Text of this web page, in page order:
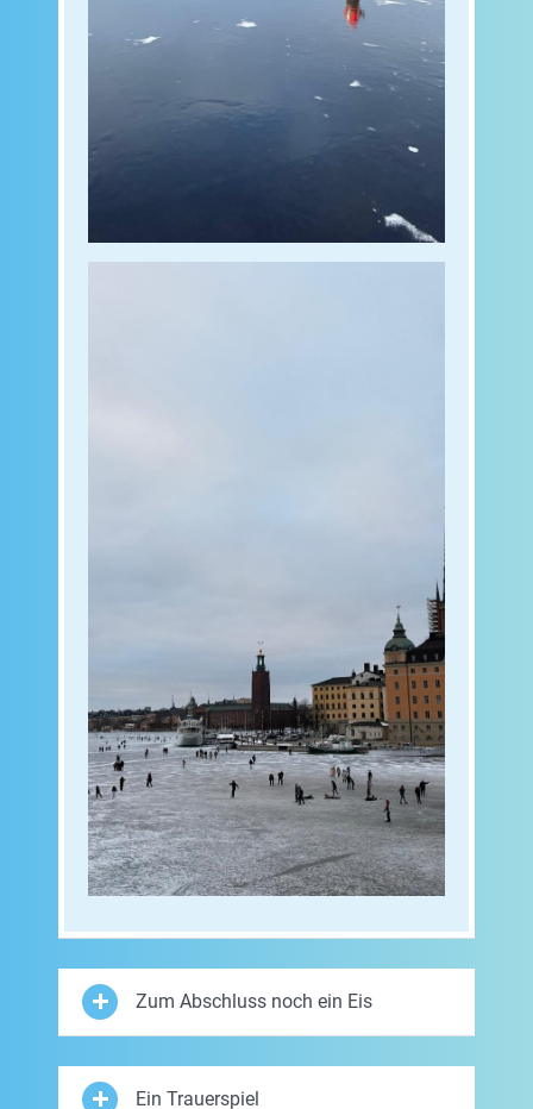
Zum Abschluss noch ein Eis
Ein Trauerspiel